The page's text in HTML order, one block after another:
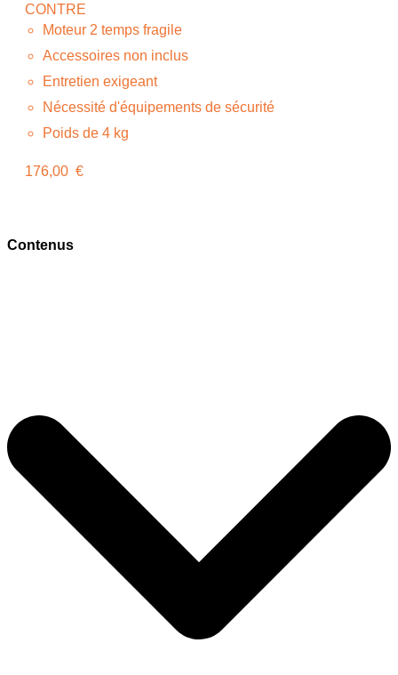
CONTRE
Moteur 2 temps fragile
Accessoires non inclus
Entretien exigeant
Nécessité d'équipements de sécurité
Poids de 4 kg
176,00 €
Contenus